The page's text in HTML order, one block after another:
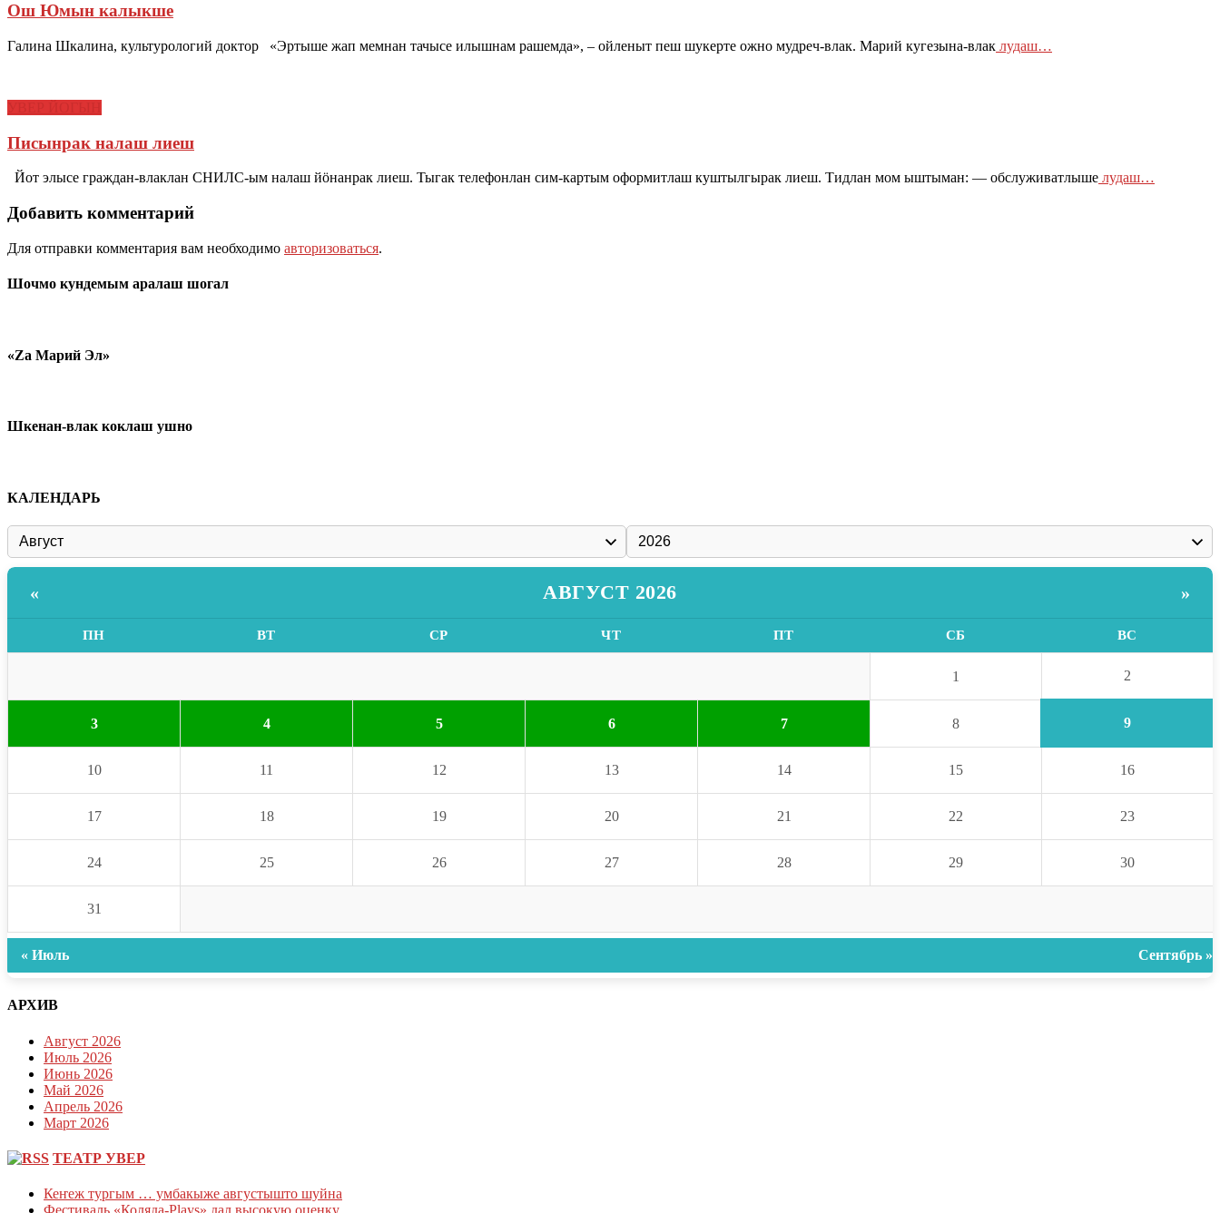
Ош Юмын калыкше
Галина Шкалина, культурологий доктор «Эртыше жап мемнан тачысе илышнам рашемда», – ойленыт пеш шукерте ожно мудреч-влак. Марий кугезына-влак лудаш…
Писынрак налаш лиеш
Йот элысе граждан-влаклан СНИЛС-ым налаш йӧнанрак лиеш. Тыгак телефонлан сим-картым оформитлаш куштылгырак лиеш. Тидлан мом ыштыман: — обслуживатлыше лудаш…
Добавить комментарий
Для отправки комментария вам необходимо авторизоваться.
Шочмо кундемым аралаш шогал
«Zа Марий Эл»
Шкенан-влак коклаш ушно
КАЛЕНДАРЬ
« АВГУСТ 2026 »
ПН ВТ СР ЧТ ПТ СБ ВС
1 2
3 4 5 6 7 8 9
10 11 12 13 14 15 16
17 18 19 20 21 22 23
24 25 26 27 28 29 30
31
« Июль Сентябрь »
АРХИВ
Август 2026
Июль 2026
Июнь 2026
Май 2026
Апрель 2026
Март 2026
ТЕАТР УВЕР
Кеҥеж тургым … умбакыже августышто шуйна
Фестиваль «Коляда-Plays» дал высокую оценку